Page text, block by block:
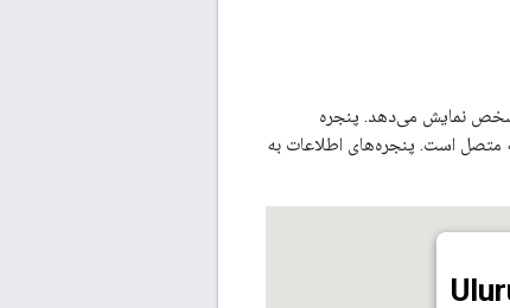
مشخص نمایش می‌دهد. پنجره
است. پنجره‌های اطلاعات به